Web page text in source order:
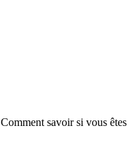
Comment savoir si vous êtes